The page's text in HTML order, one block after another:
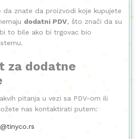
da znate da proizvodi koje kupujete
dodatni PDV, što znači da su
to bile ako bi trgovac bio
za dodatne
pitanja u vezi sa PDV-om ili
nas kontaktirati putem: